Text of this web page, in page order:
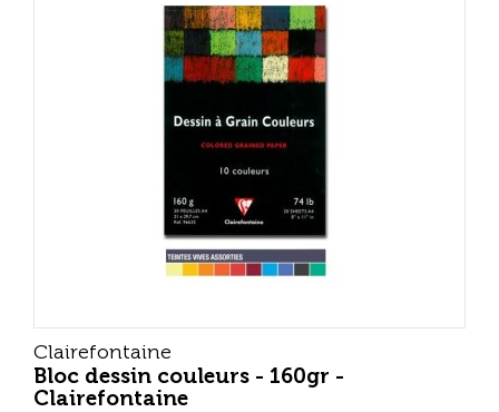
Clairefontaine
Bloc dessin couleurs - 160gr -
Clairefontaine